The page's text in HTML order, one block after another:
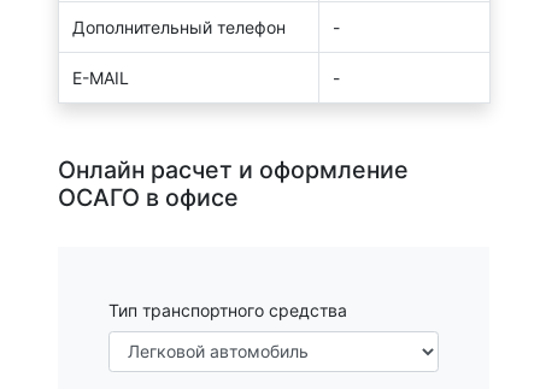
Дополнительный телефон -
E-MAIL -
Онлайн расчет и оформление
ОСАГО в офисе
Тип транспортного средства